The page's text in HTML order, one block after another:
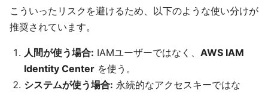
こういったリスクを避けるため、以下のような使い分けが
推奨されています。
人間が使う場合: IAMユーザーではなく、 AWS IAM
Identity Center を使う。
システムが使う場合: 永続的なアクセスキーではな